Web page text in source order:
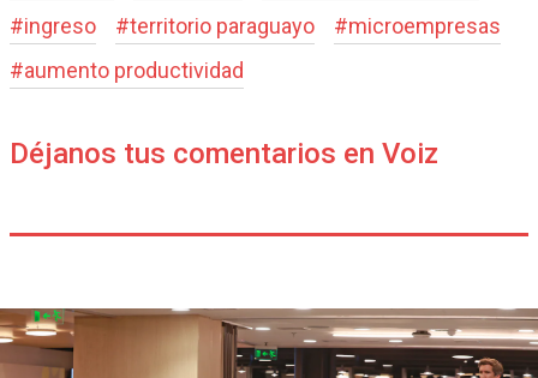
#ingreso #territorio paraguayo #microempresas
#aumento productividad
Déjanos tus comentarios en Voiz